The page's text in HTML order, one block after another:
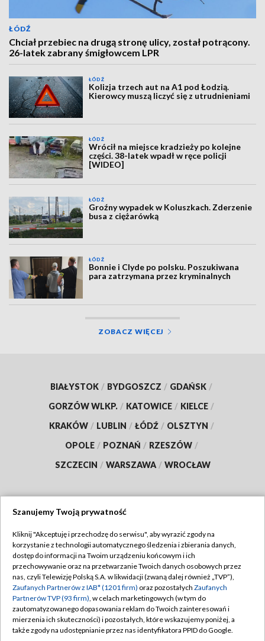
ŁÓDŹ
Chciał przebiec na drugą stronę ulicy, został potrącony.
26-latek zabrany śmigłowcem LPR
ŁÓDŹ
Kolizja trzech aut na A1 pod Łodzią.
Kierowcy muszą liczyć się z utrudnieniami
ŁÓDŹ
Wrócił na miejsce kradzieży po kolejne
części. 38-latek wpadł w ręce policji
[WIDEO]
ŁÓDŹ
Groźny wypadek w Koluszkach. Zderzenie
busa z ciężarówką
ŁÓDŹ
Bonnie i Clyde po polsku. Poszukiwana
para zatrzymana przez kryminalnych
ZOBACZ WIĘCEJ
BIAŁYSTOK / BYDGOSZCZ / GDAŃSK /
GORZÓW WLKP. / KATOWICE / KIELCE /
KRAKÓW / LUBLIN / ŁÓDŹ / OLSZTYN /
OPOLE / POZNAŃ / RZESZÓW /
SZCZECIN / WARSZAWA / WROCŁAW
TVP
Abonament TVP
Emisja w TVP
Centrum informacji TVP
Naziemna Telewizja Cyfrowa
Regulamin TVP
Polityka prywatności
Moje zgody
Pomoc
Szanujemy Twoją prywatność
Kliknij "Akceptuję i przechodzę do serwisu", aby wyrazić zgody na
korzystanie z technologii automatycznego śledzenia i zbierania danych,
dostęp do informacji na Twoim urządzeniu końcowym i ich
przechowywanie oraz na przetwarzanie Twoich danych osobowych przez
nas, czyli Telewizję Polską S.A. w likwidacji (zwaną dalej również „TVP”),
Zaufanych Partnerów z IAB* (1201 firm) oraz pozostałych Zaufanych
Partnerów TVP (93 firm), w celach marketingowych (w tym do
zautomatyzowanego dopasowania reklam do Twoich zainteresowań i
mierzenia ich skuteczności) i pozostałych, które wskazujemy poniżej, a
także zgody na udostępnianie przez nas identyfikatora PPID do Google.